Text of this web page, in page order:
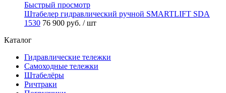
Быстрый просмотр
Штабелер гидравлический ручной SMARTLIFT SDA
1530 76 900 руб. / шт
Каталог
Гидравлические тележки
Самоходные тележки
Штабелёры
Ричтраки